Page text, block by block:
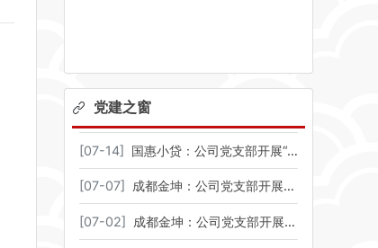
党建之窗
[07-14] 国惠小贷：公司党支部开展“初心如磐跟党走 奋楫争先立新功”主题党日活动——观看重大革命历史题材电影《四渡》
[07-07] 成都金坤：公司党支部开展专题党课
[07-02] 成都金坤：公司党支部开展专题党性教育培训班